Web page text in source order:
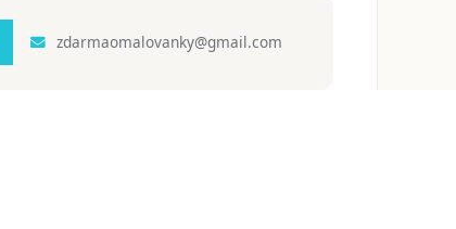
zdarmaomalovanky@gmail.com